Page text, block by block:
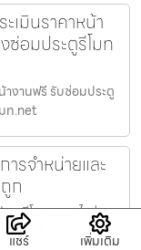
เมินราคาหน้า
ซ่อมประตูรีโมท
างานฟรี รับซ่อมประตู
ท.net
รจำหน่ายและ
ก
ตูรีโมทและอะไหล่
ระตูรั
แชร์ เพิ่มเติม